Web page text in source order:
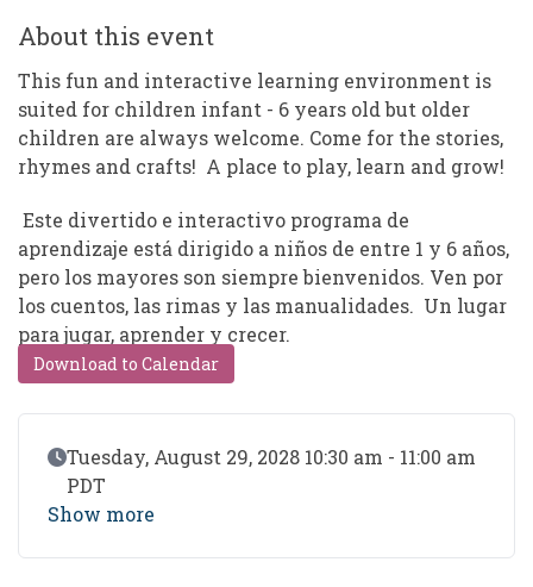
About this event
This fun and interactive learning environment is
suited for children infant - 6 years old but older
children are always welcome. Come for the stories,
rhymes and crafts! A place to play, learn and grow!
Este divertido e interactivo programa de
aprendizaje está dirigido a niños de entre 1 y 6 años,
pero los mayores son siempre bienvenidos. Ven por
los cuentos, las rimas y las manualidades. Un lugar
para jugar, aprender y crecer.
Download to Calendar
Event Date
Tuesday, August 29, 2028 10:30 am - 11:00 am
PDT
Show more